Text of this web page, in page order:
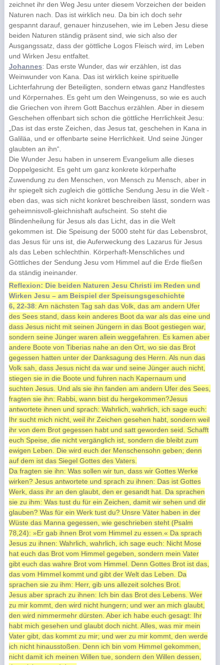
zeichnet ihr den Weg Jesu unter diesem Vorzeichen der beiden
Naturen nach. Das ist wirklich neu. Da bin ich doch sehr
gespannt darauf, genauer hinzusehen, wie im Leben Jesu diese
beiden Naturen ständig präsent sind, wie sich also der
Ausgangssatz, dass der göttliche Logos Fleisch wird, im Leben
und Wirken Jesu entfaltet.
Johannes: Das erste Wunder, das wir erzählen, ist das
Weinwunder von Kana. Das ist wirklich keine spirituelle
Lichterfahrung der Beteiligten, sondern etwas ganz Handfestes
und Körpernahes. Es geht um den Weingenuss, so wie es auch
die Griechen von ihrem Gott Bacchus erzählen. Aber in diesem
Geschehen offenbart sich schon die göttliche Herrlichkeit Jesu:
„Das ist das erste Zeichen, das Jesus tat, geschehen in Kana in
Galiläa, und er offenbarte seine Herrlichkeit. Und seine Jünger
glaubten an ihn“.
Die Wunder Jesu haben in unserem Evangelium alle dieses
Doppelgesicht. Es geht um ganz konkrete körperhafte
Zuwendung zu den Menschen, von Mensch zu Mensch, aber in
ihr spiegelt sich zugleich die göttliche Sendung Jesu in die Welt -
eben das, was sich nicht konkret beschreiben lässt, sondern was
geheimnisvoll-gleichnishaft aufscheint. So steht die
Blindenheilung für Jesus als das Licht, das in die Welt
gekommen ist. Die Speisung der 5000 steht für das Lebensbrot,
das Jesus für uns ist, die Auferweckung des Lazarus für Jesus
als das Leben schlechthin. Körperhaft-Menschliches und
Göttliches der Sendung Jesu vom Himmel auf die Erde fließen
da ständig ineinander.
Reflexion: Die beiden Naturen Jesu Christi im Reden und
Wirken Jesu – am Beispiel der Speisungsgeschichte
6, 22-38: Am nächsten Tag sah das Volk, das am andern Ufer
des Sees stand, dass kein anderes Boot da war als das eine und
dass Jesus nicht mit seinen Jüngern in das Boot gestiegen war,
sondern seine Jünger waren allein weggefahren. Es kamen aber
andere Boote von Tiberias nahe an den Ort, wo sie das Brot
gegessen hatten unter der Danksagung des Herrn. Als nun das
Volk sah, dass Jesus nicht da war und seine Jünger auch nicht,
stiegen sie in die Boote und fuhren nach Kapernaum und
suchten Jesus. Und als sie ihn fanden am andern Ufer des Sees,
fragten sie ihn: Rabbi, wann bist du hergekommen?Jesus
antwortete ihnen und sprach: Wahrlich, wahrlich, ich sage euch:
Ihr sucht mich nicht, weil ihr Zeichen gesehen habt, sondern weil
ihr von dem Brot gegessen habt und satt geworden seid. Schafft
euch Speise, die nicht vergänglich ist, sondern die bleibt zum
ewigen Leben. Die wird euch der Menschensohn geben; denn
auf dem ist das Siegel Gottes des Vaters.
Da fragten sie ihn: Was sollen wir tun, dass wir Gottes Werke
wirken? Jesus antwortete und sprach zu ihnen: Das ist Gottes
Werk, dass ihr an den glaubt, den er gesandt hat. Da sprachen
sie zu ihm: Was tust du für ein Zeichen, damit wir sehen und dir
glauben? Was für ein Werk tust du? Unsre Väter haben in der
Wüste das Manna gegessen, wie geschrieben steht (Psalm
78,24): »Er gab ihnen Brot vom Himmel zu essen.« Da sprach
Jesus zu ihnen: Wahrlich, wahrlich, ich sage euch: Nicht Mose
hat euch das Brot vom Himmel gegeben, sondern mein Vater
gibt euch das wahre Brot vom Himmel. Denn Gottes Brot ist das,
das vom Himmel kommt und gibt der Welt das Leben. Da
sprachen sie zu ihm: Herr, gib uns allezeit solches Brot.
Jesus aber sprach zu ihnen: Ich bin das Brot des Lebens. Wer
zu mir kommt, den wird nicht hungern; und wer an mich glaubt,
den wird nimmermehr dürsten. Aber ich habe euch gesagt: Ihr
habt mich gesehen und glaubt doch nicht. Alles, was mir mein
Vater gibt, das kommt zu mir; und wer zu mir kommt, den werde
ich nicht hinausstoßen. Denn ich bin vom Himmel gekommen,
nicht damit ich meinen Willen tue, sondern den Willen dessen,